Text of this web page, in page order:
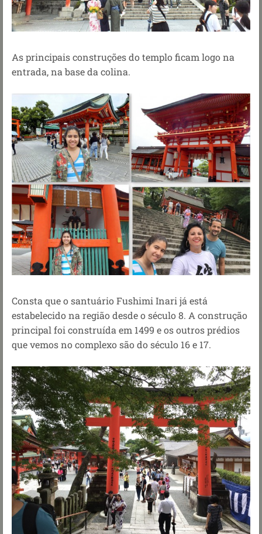
As principais construções do templo ficam logo na
entrada, na base da colina.
Consta que o santuário Fushimi Inari já está
estabelecido na região desde o século 8. A construção
principal foi construída em 1499 e os outros prédios
que vemos no complexo são do século 16 e 17.